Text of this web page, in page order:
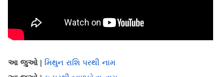
આ જુઓ | મિથુન રાશિ પરથી નામ